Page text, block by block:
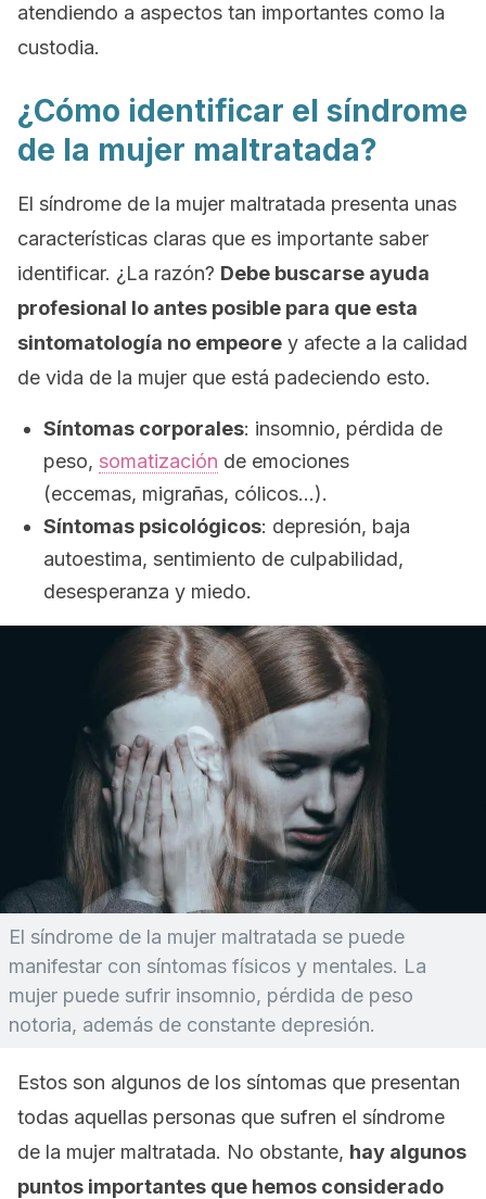
atendiendo a aspectos tan importantes como la
custodia.
¿Cómo identificar el síndrome
de la mujer maltratada?
El síndrome de la mujer maltratada presenta unas
características claras que es importante saber
identificar. ¿La razón? Debe buscarse ayuda
profesional lo antes posible para que esta
sintomatología no empeore y afecte a la calidad
de vida de la mujer que está padeciendo esto.
Síntomas corporales: insomnio, pérdida de
peso, somatización de emociones
(eccemas, migrañas, cólicos…).
Síntomas psicológicos: depresión, baja
autoestima, sentimiento de culpabilidad,
desesperanza y miedo.
El síndrome de la mujer maltratada se puede
manifestar con síntomas físicos y mentales. La
mujer puede sufrir insomnio, pérdida de peso
notoria, además de constante depresión.
Estos son algunos de los síntomas que presentan
todas aquellas personas que sufren el síndrome
de la mujer maltratada. No obstante, hay algunos
puntos importantes que hemos considerado